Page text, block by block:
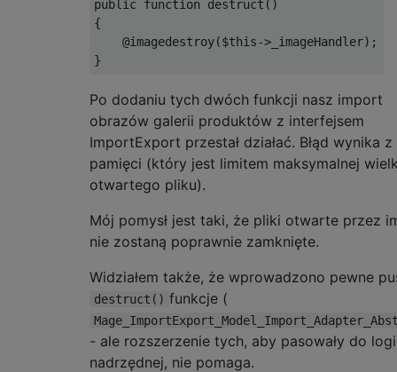
public
function destruct ()
{
@imagedestroy($this-> _imageHandler);
}
Po dodaniu tych dwóch funkcji nasz import
obrazów galerii produktów z interfejsem
ImportExport przestał działać. Błąd wynika
pamięci (który jest limitem maksymalnej
otwartego pliku).
Mój pomysł jest taki, że pliki otwarte przez
nie zostaną poprawnie zamknięte.
Widziałem także, że wprowadzono pewne
destruct() funkcje (
- ale rozszerzenie tych, aby pasowały do
nadrzędnej, nie pomaga.